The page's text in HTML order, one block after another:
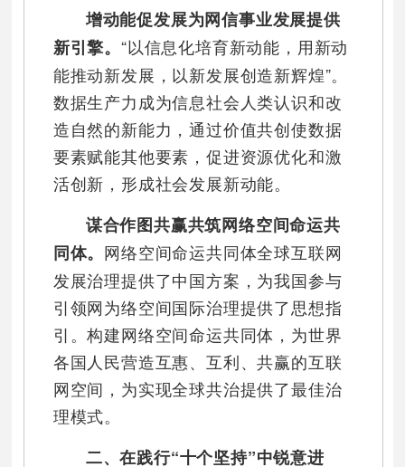
增动能促发展为网信事业发展提供
新引擎。“以信息化培育新动能，用新动
能推动新发展，以新发展创造新辉煌”。
数据生产力成为信息社会人类认识和改
造自然的新能力，通过价值共创使数据
要素赋能其他要素，促进资源优化和激
活创新，形成社会发展新动能。
谋合作图共赢共筑网络空间命运共
同体。 网络空间命运共同体全球互联网
发展治理提供了中国方案，为我国参与
引领网为络空间国际治理提供了思想指
引。构建网络空间命运共同体，为世界
各国人民营造互惠、互利、共赢的互联
网空间，为实现全球共治提供了最佳治
理模式。
二、在践行“十个坚持”中锐意进